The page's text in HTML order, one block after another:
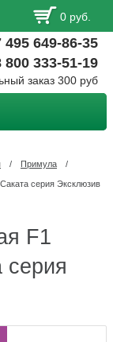
0 руб.
495 649-86-35
800 333-51-19
заказ 300 руб
/ Примула /
серия Эксклюзив
F1
серия